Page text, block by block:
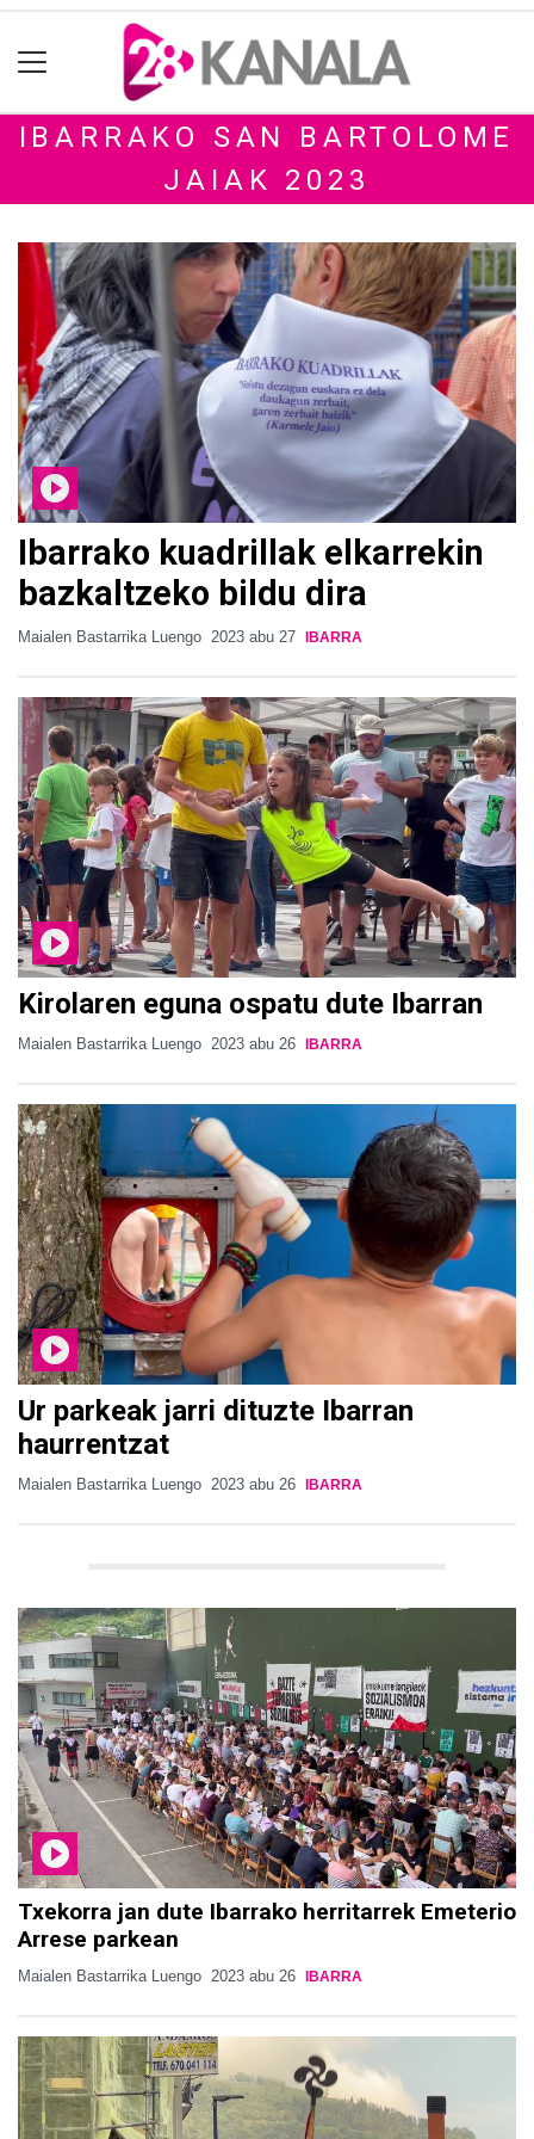
IBARRAKO SAN BARTOLOME
JAIAK 2023
Ibarrako kuadrillak elkarrekin
bazkaltzeko bildu dira
Maialen Bastarrika Luengo 2023 abu 27 IBARRA
Kirolaren eguna ospatu dute Ibarran
Maialen Bastarrika Luengo 2023 abu 26 IBARRA
Ur parkeak jarri dituzte Ibarran
haurrentzat
Maialen Bastarrika Luengo 2023 abu 26 IBARRA
Txekorra jan dute Ibarrako herritarrek Emeterio
Arrese parkean
Maialen Bastarrika Luengo 2023 abu 26 IBARRA